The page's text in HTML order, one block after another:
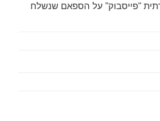
"פייסבוק" על הספאם שנשלח